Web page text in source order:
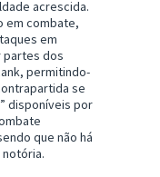
acrescida.
em combate,
em
partes dos
permitindo-
se
disponíveis por
que não há